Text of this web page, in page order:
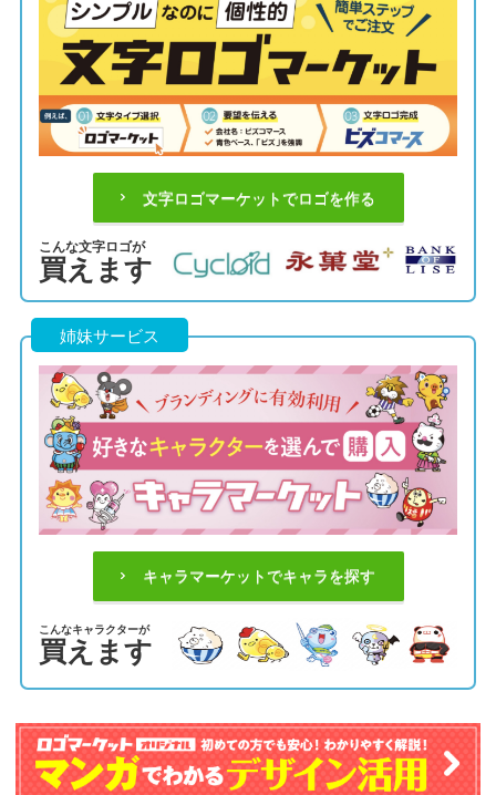
文字ロゴマーケットでロゴを作る
こんな文字ロゴが
買えます
姉妹サービス
キャラマーケットでキャラを探す
こんなキャラクターが
買えます